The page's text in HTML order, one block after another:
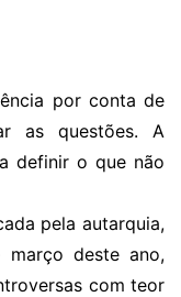
por conta de
as questões. A
definir o que não
pela autarquia,
deste ano,
com teor